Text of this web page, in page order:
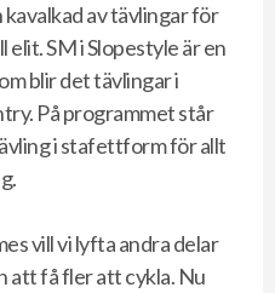
av tävlingar för
elit. SM i Slopestyle är en
blir det tävlingar i
På programmet står
i stafettform för allt
vill vi lyfta andra delar
att få fler att cykla. Nu